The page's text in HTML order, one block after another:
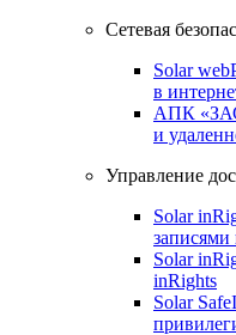
Сетевая
Solar
в
АПК
и
Управление
Solar
записями
Solar
inRights
Solar